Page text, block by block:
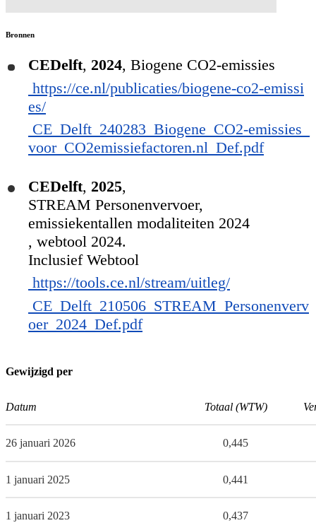
Bronnen
CEDelft, 2024, Biogene CO2-emissies
https://ce.nl/publicaties/biogene-co2-emissi
es/
CE_Delft_240283_Biogene_CO2-emissies_
voor_CO2emissiefactoren.nl_Def.pdf
CEDelft, 2025,
STREAM Personenvervoer,
emissiekentallen modaliteiten 2024
, webtool 2024.
Inclusief Webtool
https://tools.ce.nl/stream/uitleg/
CE_Delft_210506_STREAM_Personenverv
oer_2024_Def.pdf
Gewijzigd per
Datum Totaal (WTW)
26 januari 2026 0,445
1 januari 2025 0,441
1 januari 2023 0,437